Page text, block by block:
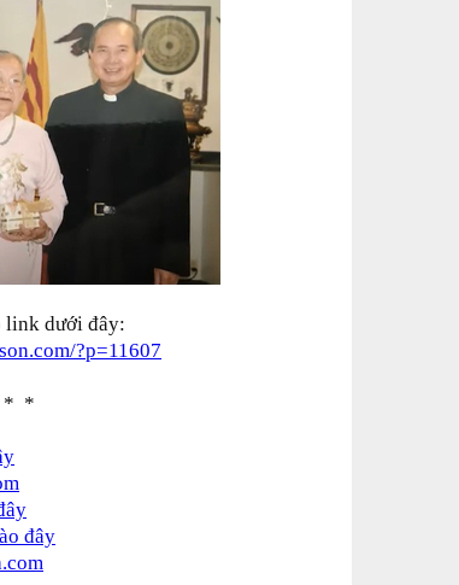
link dưới đây:
?p=11607
*
đây